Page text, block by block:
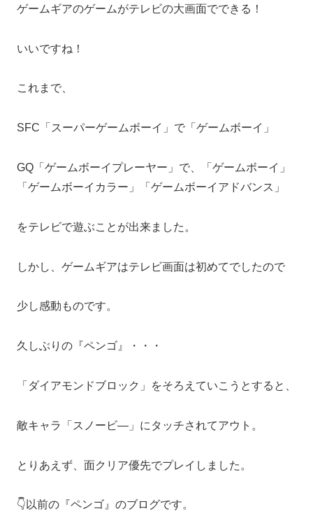
ゲームギアのゲームがテレビの大画面でできる！
いいですね！
これまで、
SFC「スーパーゲームボーイ」で「ゲームボーイ」
GQ「ゲームボーイプレーヤー」で、「ゲームボーイ」
「ゲームボーイカラー」「ゲームボーイアドバンス」
をテレビで遊ぶことが出来ました。
しかし、ゲームギアはテレビ画面は初めてでしたので
少し感動ものです。
久しぶりの『ペンゴ』・・・
「ダイアモンドブロック」をそろえていこうとすると、
敵キャラ「スノービ―」にタッチされてアウト。
とりあえず、面クリア優先でプレイしました。
👇以前の『ペンゴ』のブログです。